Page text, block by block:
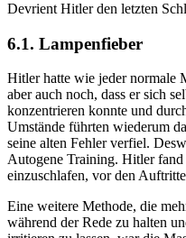
Devrient Hitler den letzten
6.1. Lampenfieber
Hitler hatte wie jeder normale
aber auch noch, dass er sich
konzentrieren konnte und
Umstände führten wiederum
seine alten Fehler verfiel.
Autogene Training. Hitler
einzuschlafen, vor den
Eine weitere Methode, die
während der Rede zu halten